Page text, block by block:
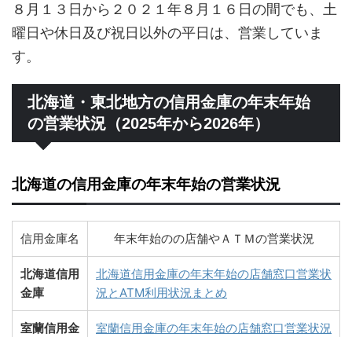
８月１３日から２０２１年８月１６日の間でも、土
曜日や休日及び祝日以外の平日は、営業していま
す。
北海道・東北地方の信用金庫の年末年始
の営業状況（2025年から2026年）
北海道の信用金庫の年末年始の営業状況
信用金庫名 年末年始のの店舗やＡＴＭの営業状況
北海道信用
金庫
北海道信用金庫の年末年始の店舗窓口営業状
況とATM利用状況まとめ
室蘭信用金
室蘭信用金庫の年末年始の店舗窓口営業状況